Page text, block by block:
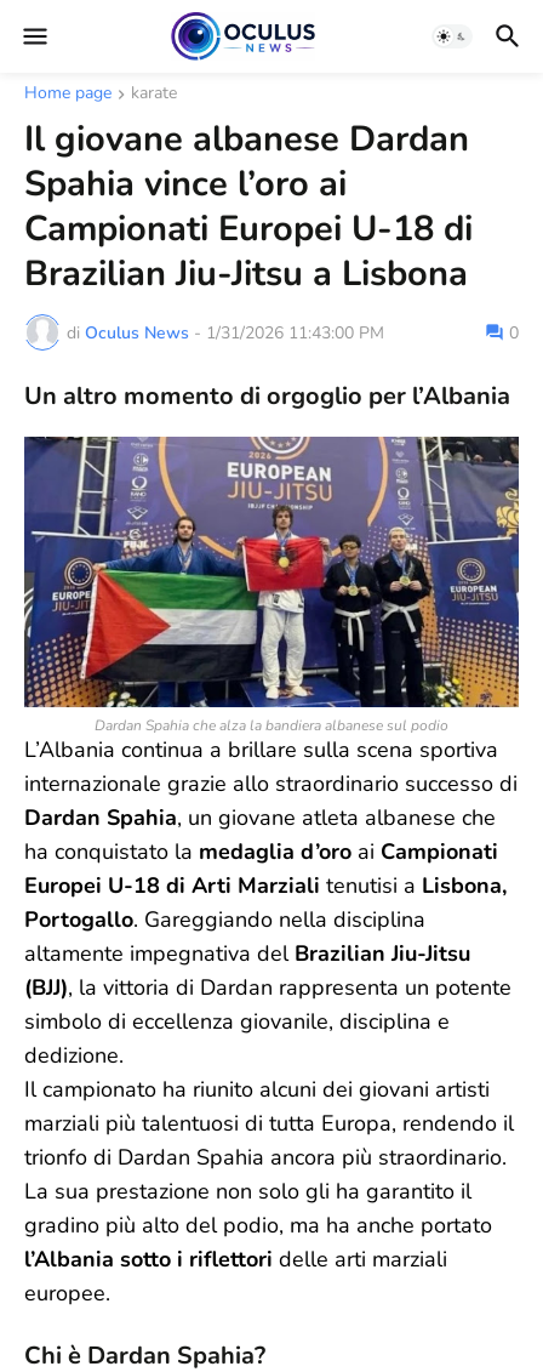
Home page karate
Il giovane albanese Dardan
Spahia vince l’oro ai
Campionati Europei U-18 di
Brazilian Jiu-Jitsu a Lisbona
di Oculus News - 1/31/2026 11:43:00 PM 0
Un altro momento di orgoglio per l’Albania
Dardan Spahia che alza la bandiera albanese sul podio
L’Albania continua a brillare sulla scena sportiva
internazionale grazie allo straordinario successo di
Dardan Spahia, un giovane atleta albanese che
ha conquistato la medaglia d’oro ai Campionati
Europei U-18 di Arti Marziali tenutisi a Lisbona,
Portogallo. Gareggiando nella disciplina
altamente impegnativa del Brazilian Jiu-Jitsu
(BJJ), la vittoria di Dardan rappresenta un potente
simbolo di eccellenza giovanile, disciplina e
dedizione.
Il campionato ha riunito alcuni dei giovani artisti
marziali più talentuosi di tutta Europa, rendendo il
trionfo di Dardan Spahia ancora più straordinario.
La sua prestazione non solo gli ha garantito il
gradino più alto del podio, ma ha anche portato
l’Albania sotto i riflettori delle arti marziali
europee.
Chi è Dardan Spahia?